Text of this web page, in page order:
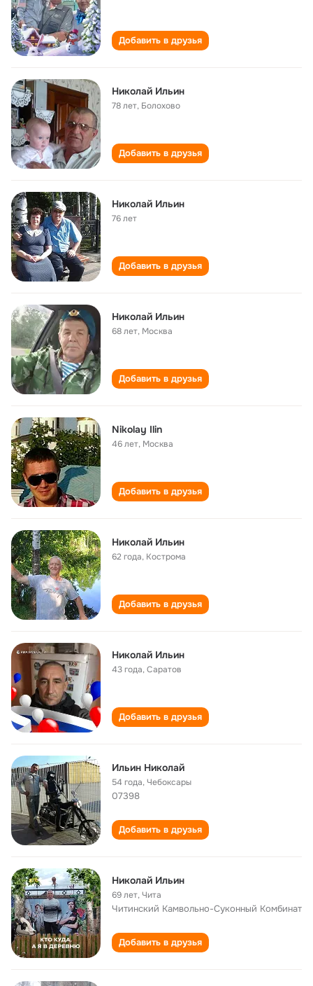
Добавить в друзья
Николай Ильин
78 лет, Болохово
Добавить в друзья
Николай Ильин
76 лет
Добавить в друзья
Николай Ильин
68 лет, Москва
Добавить в друзья
Nikolay Ilin
46 лет, Москва
Добавить в друзья
Николай Ильин
62 года, Кострома
Добавить в друзья
Николай Ильин
43 года,Саратов
Добавить в друзья
Ильин Николай
54 года,Чебоксары
07398
Добавить в друзья
Николай Ильин
69 лет,Чита
Читинский Камвольно-Суконный Комбинат
Добавить в друзья